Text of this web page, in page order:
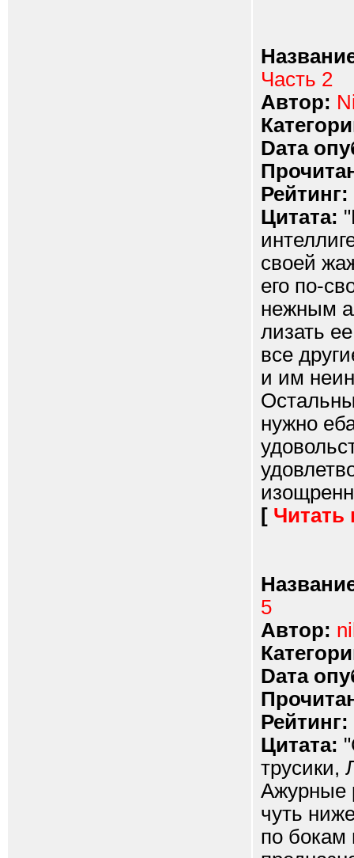
Часть 2
Автор:
Dата
Рейтинг:
Цитата:
своей
его по-
нежным
лизать
все
и им
нужно
[ Читать
5
Автор:
Dата
Рейтинг:
Цитата:
трусики,
Ажурные
чуть
по бокам